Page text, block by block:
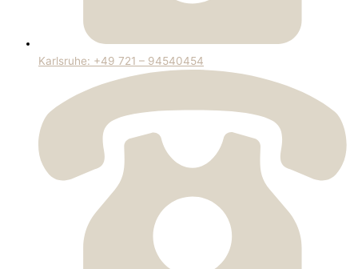
Karlsruhe: +49 721 – 94540454